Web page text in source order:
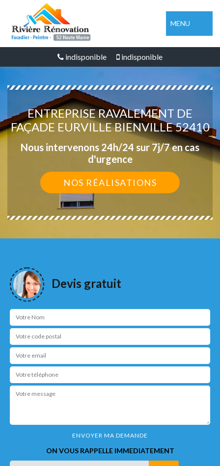
MENU
indisponible indisponible
ENTREPRISE RAVALEMENT DE
FAÇADE EURVILLE BIENVILLE 52410
Nous intervenons 24h/24 sur 7j/7 en cas
d'urgence
NOS RÉALISATIONS
Devis gratuit
ON VOUS RAPPELLE IMMEDIATEMENT